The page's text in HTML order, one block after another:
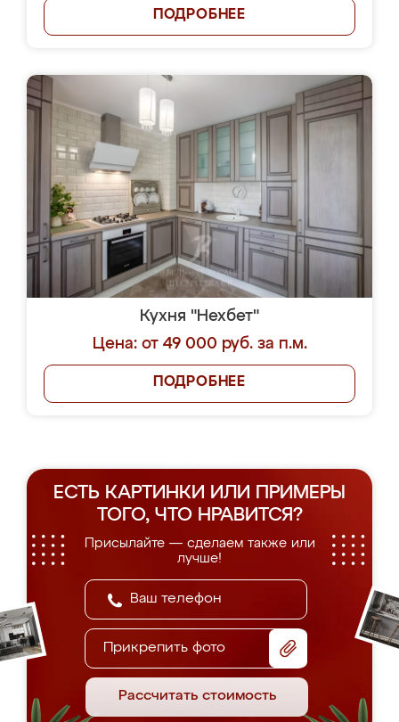
ПОДРОБНЕЕ
Кухня "Нехбет"
Цена: от 49 000 руб. за п.м.
ПОДРОБНЕЕ
ЕСТЬ КАРТИНКИ ИЛИ ПРИМЕРЫ
ТОГО, ЧТО НРАВИТСЯ?
Присылайте — сделаем также или
лучше!
Прикрепить фото
Рассчитать стоимость